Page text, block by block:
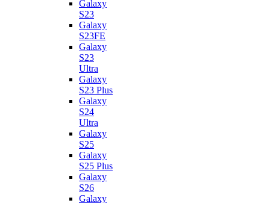
Galaxy
S23
Galaxy
S23FE
Galaxy
S23
Ultra
Galaxy
S23 Plus
Galaxy
S24
Ultra
Galaxy
S25
Galaxy
S25 Plus
Galaxy
S26
Galaxy